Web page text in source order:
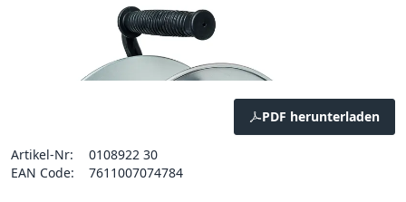
PDF herunterladen
Artikel-Nr:
0108922 30
EAN Code:
7611007074784